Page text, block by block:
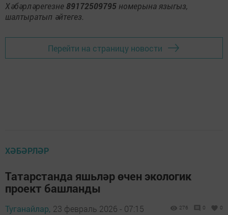
Хәбәрләрегезне 89172509795 номерына языгыз,
шалтыратып әйтегез.
Перейти на страницу новости
ХӘБӘРЛӘР
Татарстанда яшьләр өчен экологик
проект башланды
Туганайлар, 23 февраль 2026 - 07:15 276 0 0